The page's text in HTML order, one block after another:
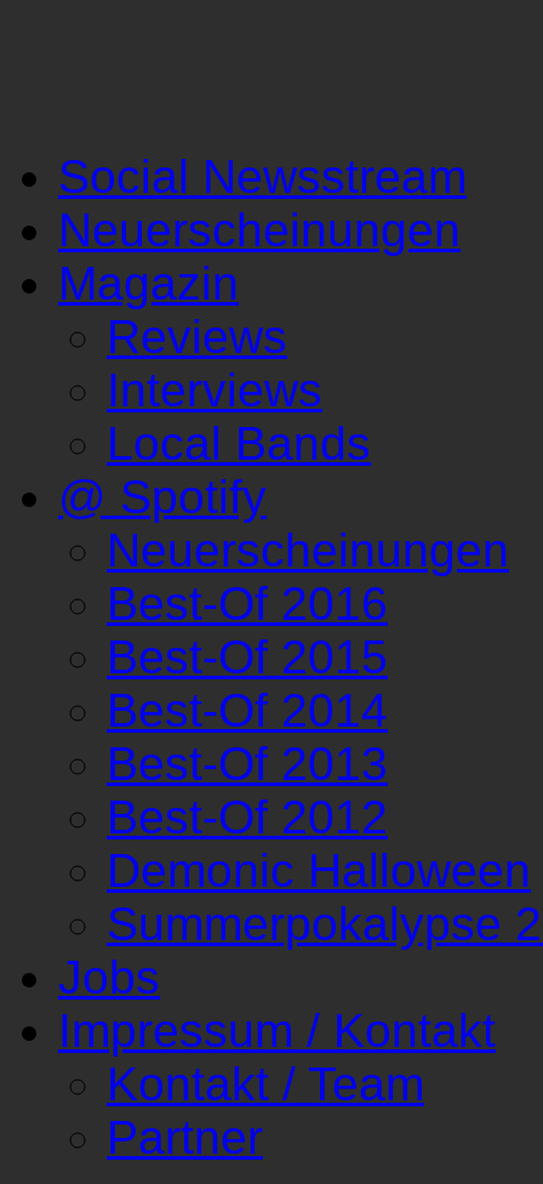
Social Newsstream
Neuerscheinungen
Magazin
Reviews
Interviews
Local Bands
@ Spotify
Neuerscheinungen
Best-Of 2016
Best-Of 2015
Best-Of 2014
Best-Of 2013
Best-Of 2012
Demonic Halloween
Summerpokalypse
Jobs
Impressum / Kontakt
Kontakt / Team
Partner